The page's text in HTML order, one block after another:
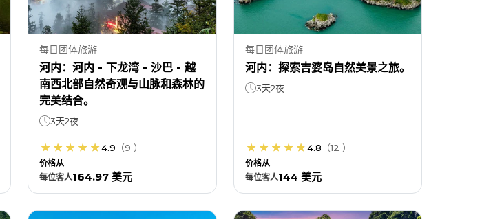
每日团体旅游
河内：河内 - 下龙湾 - 沙巴 - 越
南西北部自然奇观与山脉和森林的
完美结合。
3天2夜
4.9 （9 ）
价格从
每位客人164.97 美元
每日团体旅游
河内：探索吉婆岛自然美景之旅。
3天2夜
4.8 （12 ）
价格从
每位客人144 美元